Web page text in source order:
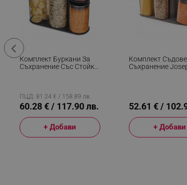
Комплект Буркани За
Съхранение Със Стойка
Инокс
ПЦД: 81.24 € / 158.89 лв.
60.28 € / 117.90 лв.
+ Добави
Комплект
Съхранение
52.61 € /
+ Добави